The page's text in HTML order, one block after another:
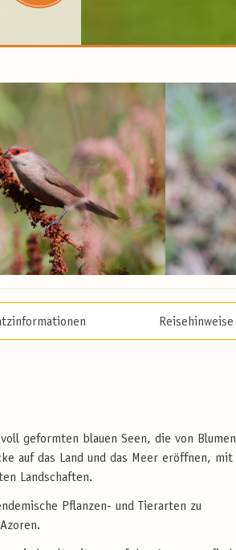
Reisehinweise
geformten blauen Seen, die von Blumen
auf das Land und das Meer eröffnen, mit
Landschaften.
Pflanzen- und Tierarten zu